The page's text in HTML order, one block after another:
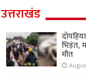
उत्तराखंड
भिड़ंत,
मौत